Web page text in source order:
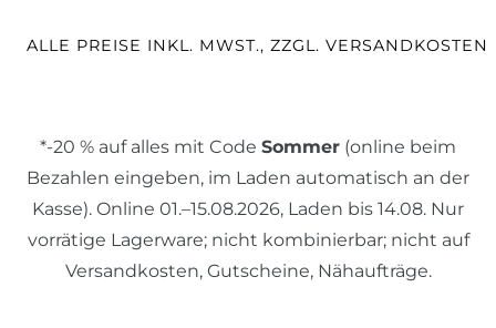
ALLE PREISE INKL. MWST., ZZGL. VERSANDKOSTEN
*-20 % auf alles mit Code Sommer (online beim
Bezahlen eingeben, im Laden automatisch an der
Kasse). Online 01.–15.08.2026, Laden bis 14.08. Nur
vorrätige Lagerware; nicht kombinierbar; nicht auf
Versandkosten, Gutscheine, Nähaufträge.